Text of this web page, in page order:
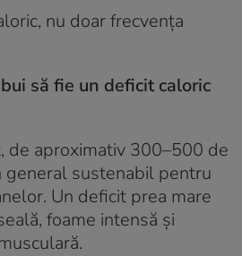
nu doar frecvența
să fie un deficit caloric
de aproximativ 300–500 de
general sustenabil pentru
Un deficit prea mare
foame intensă și